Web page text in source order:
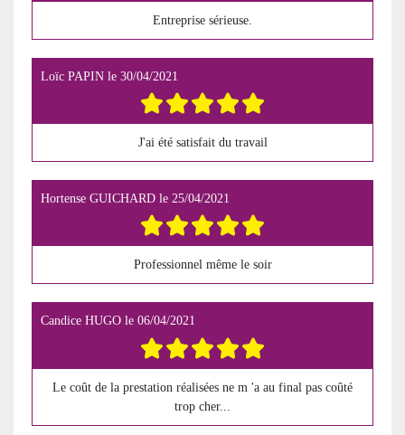
Entreprise sérieuse.
Loïc PAPIN le 30/04/2021
J'ai été satisfait du travail
Hortense GUICHARD le 25/04/2021
Professionnel même le soir
Candice HUGO le 06/04/2021
Le coût de la prestation réalisées ne m 'a au final pas coûté
trop cher...